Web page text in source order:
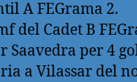
A FEGrama 2.
del Cadet B
Saavedra per 4
a Vilassar del